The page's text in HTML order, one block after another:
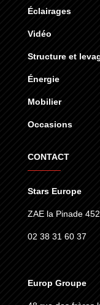
Éclairages
Vidéo
Structure et
Énergie
Mobilier
Occasions
CONTACT
Stars Europe
ZAE la Pinade
02 38 31 60 37
Europ Groupe